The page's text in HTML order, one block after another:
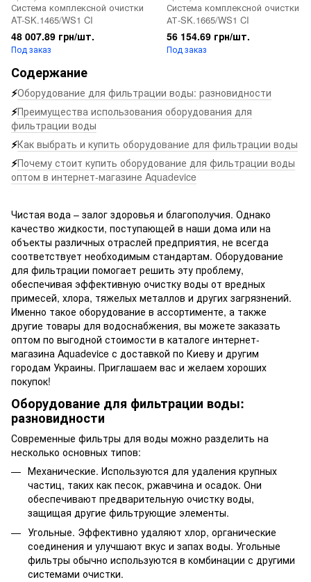
Система комплексной очистки
AT-SK.1465/WS1 CI
48 007.89 грн/шт.
Под заказ
Система комплексной очистки
АТ-SK.1665/WS1 CI
56 154.69 грн/шт.
Под заказ
Содержание
⚡Оборудование для фильтрации воды: разновидности
⚡Преимущества использования оборудования для
фильтрации воды
⚡Как выбрать и купить оборудование для фильтрации воды
⚡Почему стоит купить оборудование для фильтрации воды
оптом в интернет-магазине Aquadevice
Чистая вода – залог здоровья и благополучия. Однако
качество жидкости, поступающей в наши дома или на
объекты различных отраслей предприятия, не всегда
соответствует необходимым стандартам. Оборудование
для фильтрации помогает решить эту проблему,
обеспечивая эффективную очистку воды от вредных
примесей, хлора, тяжелых металлов и других загрязнений.
Именно такое оборудование в ассортименте, а также
другие товары для водоснабжения, вы можете заказать
оптом по выгодной стоимости в каталоге интернет-
магазина Aquadevice с доставкой по Киеву и другим
городам Украины. Приглашаем вас и желаем хороших
покупок!
Оборудование для фильтрации воды:
разновидности
Современные фильтры для воды можно разделить на
несколько основных типов:
Механические. Используются для удаления крупных
частиц, таких как песок, ржавчина и осадок. Они
обеспечивают предварительную очистку воды,
защищая другие фильтрующие элементы.
Угольные. Эффективно удаляют хлор, органические
соединения и улучшают вкус и запах воды. Угольные
фильтры обычно используются в комбинации с другими
системами очистки.